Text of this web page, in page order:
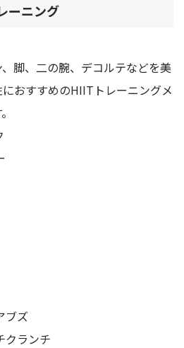
ーニング
脚、二の腕、デコルテなどを美
おすすめのHIITトレーニングメ
ブズ
クランチ